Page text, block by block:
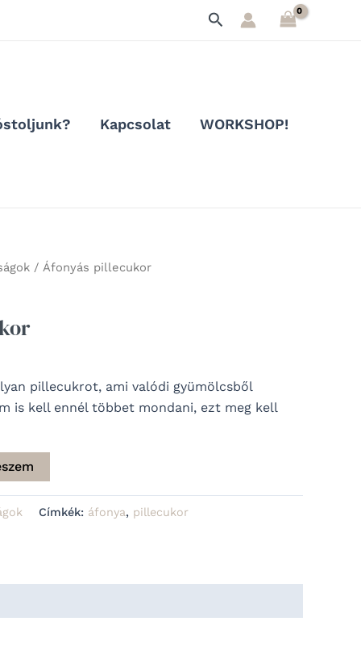
Search
Kapcsolat WORKSHOP!
/ Áfonyás pillecukor
pillecukrot, ami valódi gyümölcsből
is kell ennél többet mondani, ezt meg kell
Címkék: áfonya, pillecukor